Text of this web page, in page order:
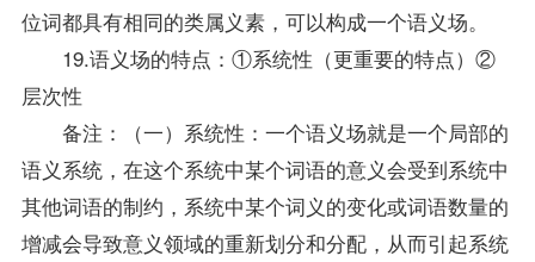
位词都具有相同的类属义素，可以构成一个语义场。
19.语义场的特点：①系统性（更重要的特点）②
层次性
备注：（一）系统性：一个语义场就是一个局部的
语义系统，在这个系统中某个词语的意义会受到系统中
其他词语的制约，系统中某个词义的变化或词语数量的
增减会导致意义领域的重新划分和分配，从而引起系统